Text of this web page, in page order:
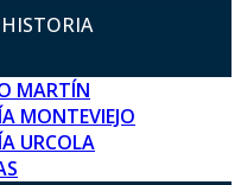
HISTORIA
MARTÍN
MONTEVIEJO
URCOLA